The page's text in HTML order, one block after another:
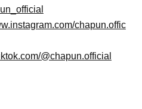
chapun.offic
@chapun.official